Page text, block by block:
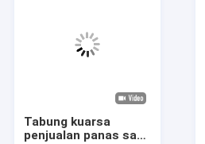
Tabung kuarsa
penjualan panas satu